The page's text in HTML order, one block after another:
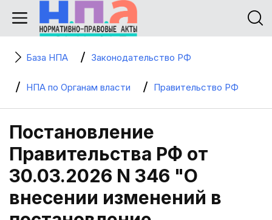
База НПА Законодательство РФ
НПА по Органам власти Правительство РФ
Постановление
Правительства РФ от
30.03.2026 N 346 "О
внесении изменений в